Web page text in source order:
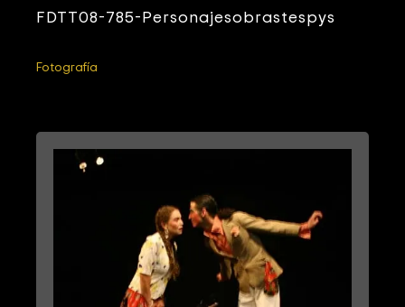
FDTT08-785-Personajesobrastespys
Fotografía